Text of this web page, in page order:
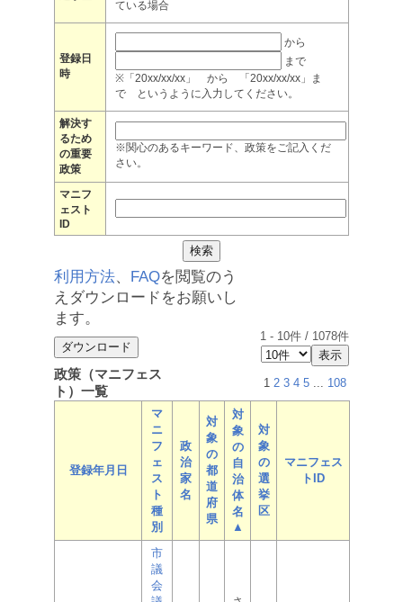
ている場合
登録日
時
から
まで
※「20xx/xx/xx」 から 「20xx/xx/xx」ま
で というように入力してください。
解決す
るため
の重要
政策
※関心のあるキーワード、政策をご記入くだ
さい。
マニフ
ェスト
ID
利用方法、 FAQを閲覧のう
えダウンロードをお願いし
ます。
1 - 10件 / 1078件
政策（マニフェス
ト）一覧
1 2 3 4 5 ... 108
登録年月日
マ
ニ
フ
ェ
ス
ト
種
別
政
治
家
名
対
象
の
都
道
府
県
対
象
の
自
治
体
名
▲
対
象
の
選
挙
区
マニフェス
トID
市
議
会